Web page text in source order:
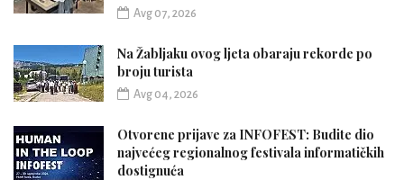
Avg 07, 2026
Na Žabljaku ovog ljeta obaraju rekorde po
broju turista
Avg 04, 2026
Otvorene prijave za INFOFEST: Budite dio
najvećeg regionalnog festivala informatičkih
dostignuća